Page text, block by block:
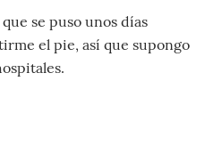
se puso unos días
el pie, así que supongo